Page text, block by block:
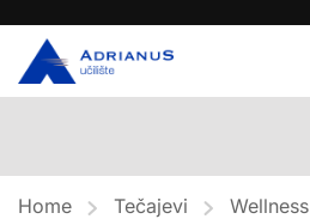
Home Tečajevi Wellness